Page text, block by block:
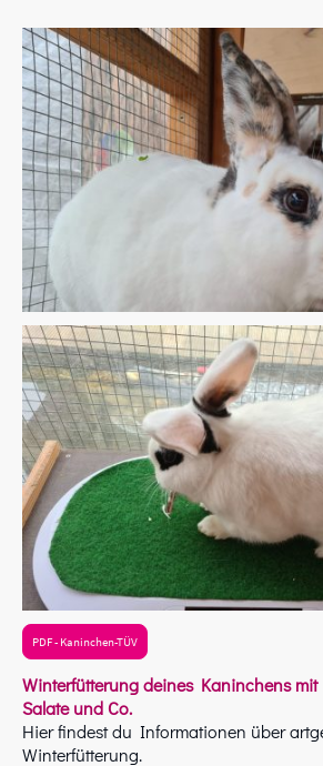
PDF - Kaninchen-TÜV
Winterfütterung deines Kaninchens mit
Salate und Co.
Hier findest du Informationen über
Winterfütterung.